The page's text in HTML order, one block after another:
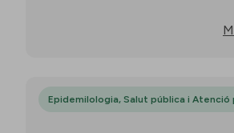
Epidemilologia, Salut pública i Atenció